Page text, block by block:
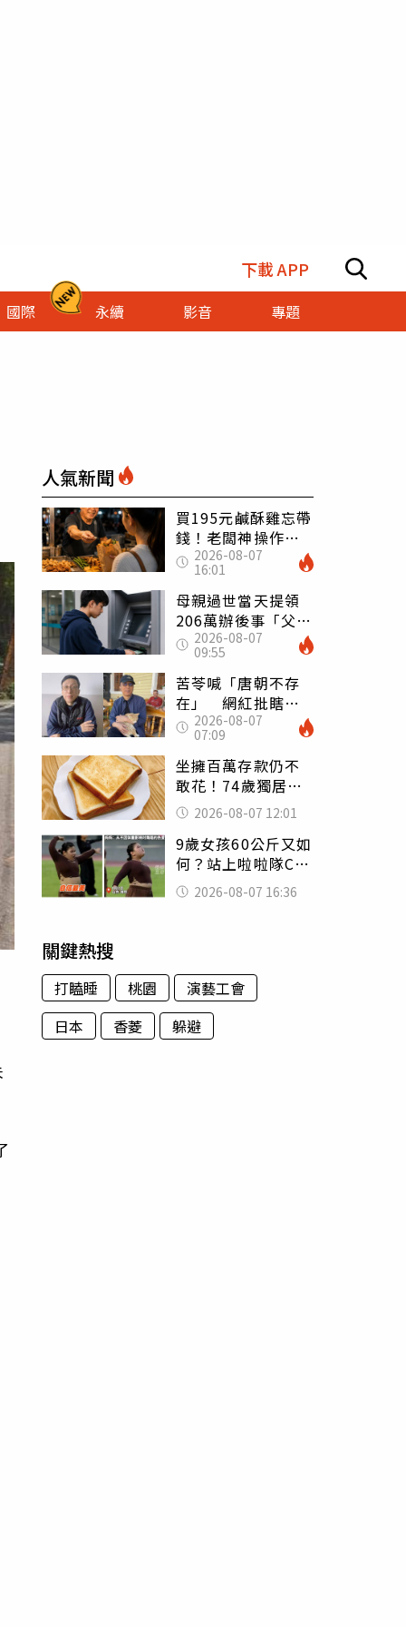
下載 APP
國際 永續 影音 專題
人氣新聞
買195元鹹酥雞忘帶
錢！老闆神操作
「倒找5元」 全網
看哭：這就是台灣
2026-08-07
16:01
母親過世當天提領
206萬辦後事「父子
遭判刑」 律師：
搶錢先下手是罪
2026-08-07
09:55
苦苓喊「唐朝不存
在」 網紅批瞎編
歷史：李白、杜甫
用鮮卑文寫詩？
2026-08-07
07:09
坐擁百萬存款仍不
敢花！74歲獨居翁
「1餐只吃1片吐
司」 半年後暴瘦
嚇壞女兒
2026-08-07 12:01
9歲女孩60公斤又如
何？站上啦啦隊C位
驚艷全場 千萬網
友被圈粉
2026-08-07 16:36
關鍵熱搜
打瞌睡 桃園
演藝工會
日本
香菱 躲避